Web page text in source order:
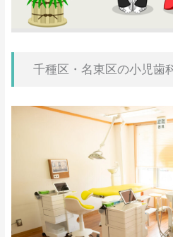
千種区・名東区の小児歯